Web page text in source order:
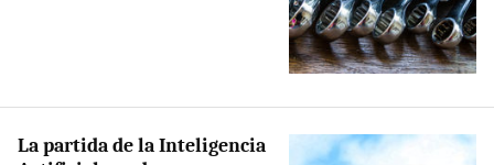
La partida de la Inteligencia